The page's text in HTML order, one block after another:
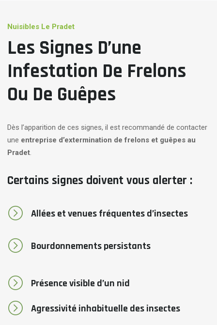
Nuisibles Le Pradet
Les Signes D’une
Infestation De Frelons
Ou De Guêpes
Dès l’apparition de ces signes, il est recommandé de contacter
une entreprise d’extermination de frelons et guêpes au
Pradet.
Certains signes doivent vous alerter :
Allées et venues fréquentes d’insectes
Bourdonnements persistants
Présence visible d’un nid
Agressivité inhabituelle des insectes